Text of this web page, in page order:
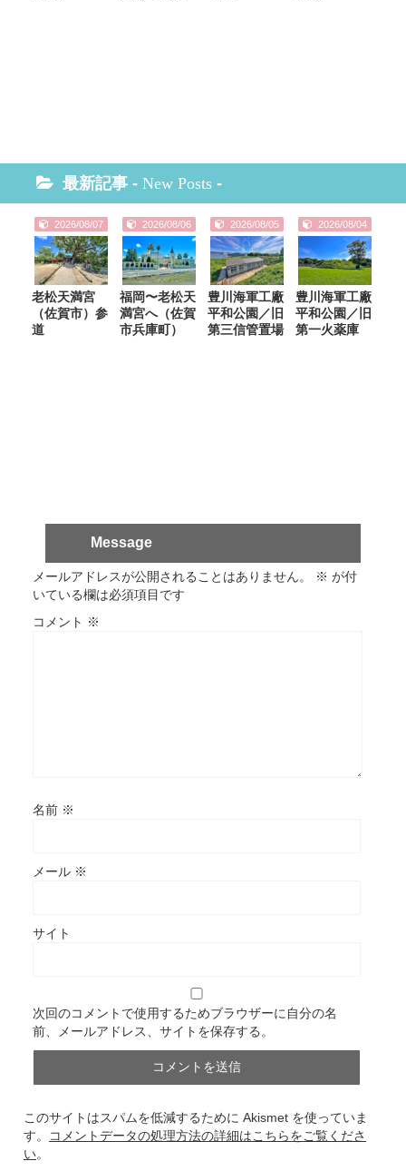
最新記事 - New Posts -
2026/08/07
老松天満宮
（佐賀市）参
道
2026/08/06
福岡〜老松天
満宮へ（佐賀
市兵庫町）
2026/08/05
豊川海軍工廠
平和公園／旧
第三信管置場
2026/08/04
豊川海軍工廠
平和公園／旧
第一火薬庫
Message
メールアドレスが公開されることはありません。 ※ が付
いている欄は必須項目です
コメント ※
名前 ※
メール ※
サイト
次回のコメントで使用するためブラウザーに自分の名
前、メールアドレス、サイトを保存する。
このサイトはスパムを低減するために Akismet を使っていま
す。
コメントデータの処理方法の詳細はこちらをご覧くださ
い。